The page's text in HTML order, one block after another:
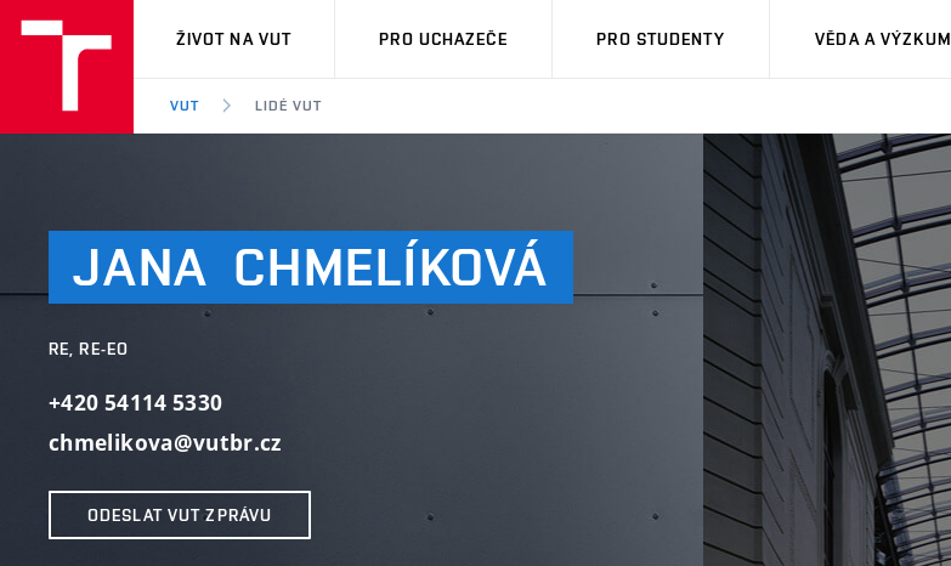
VUT
ŽIVOT NA VUT PRO UCHAZEČE PRO STUDENTY VĚDA A VÝZKUM
VUT LIDÉ VUT
JANA CHMELÍKOVÁ
RE, RE-EO
+420 54114 5330
chmelikova@vutbr.cz
ODESLAT VUT ZPRÁVU